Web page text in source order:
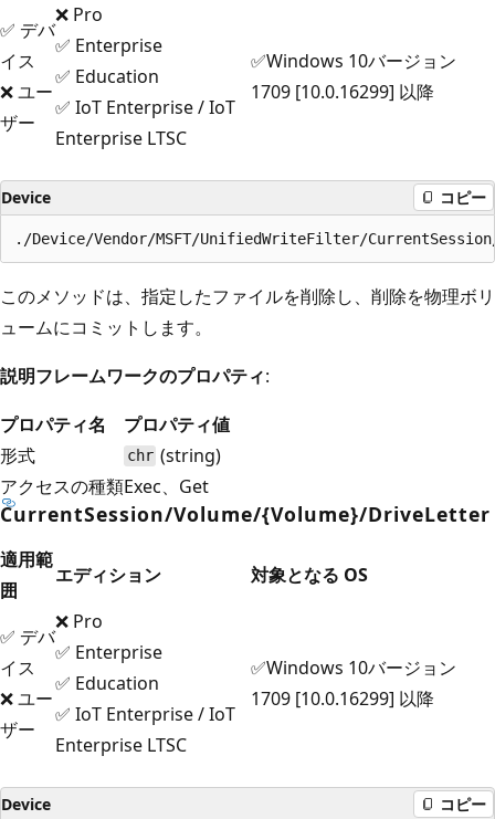
✅ デバ
イス
❌ ユー
ザー
❌ Pro
✅ Enterprise
✅ Education
✅ IoT Enterprise / IoT
Enterprise LTSC
✅Windows 10バージョン
1709 [10.0.16299] 以降
Device コピー
このメソッドは、指定したファイルを削除し、削除を物理ボリ
ュームにコミットします。
説明フレームワークのプロパティ:
プロパティ名
プロパティ値
形式
chr (string)
アクセスの種類Exec、Get
CurrentSession/Volume/{Volume}/DriveLetter
適用範
囲
エディション 対象となる OS
✅ デバ
イス
❌ ユー
ザー
❌ Pro
✅ Enterprise
✅ Education
✅ IoT Enterprise / IoT
Enterprise LTSC
✅Windows 10バージョン
1709 [10.0.16299] 以降
Device コピー